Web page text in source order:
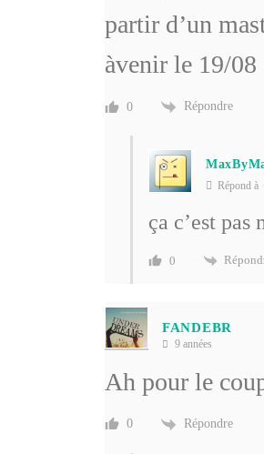
partir d’un
àvenir le 19/08
0 Répondre
Répond à
ça c’est pas
0
FANDEBR
9 années
Ah pour le
0 Répondre